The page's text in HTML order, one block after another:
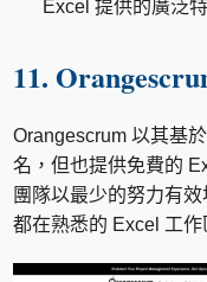
Excel 提供的廣泛
11.
Orangescrum 以其基
名，但也提供免費的
團隊以最少的努力有
都在熟悉的 Excel 工作